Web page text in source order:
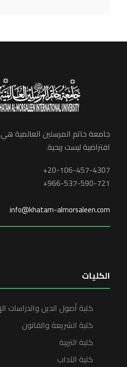
جامعة خاتم المرسلين العالمية
افتراضية ليست ربحية.
20-106-457-4307+
966-537-590-721+
info@khatam-almorsaleen.com
الكليات
كلية أصول الدين والدراسات
كلية الشريعة والقانون
كلية التربية
كلية الآداب